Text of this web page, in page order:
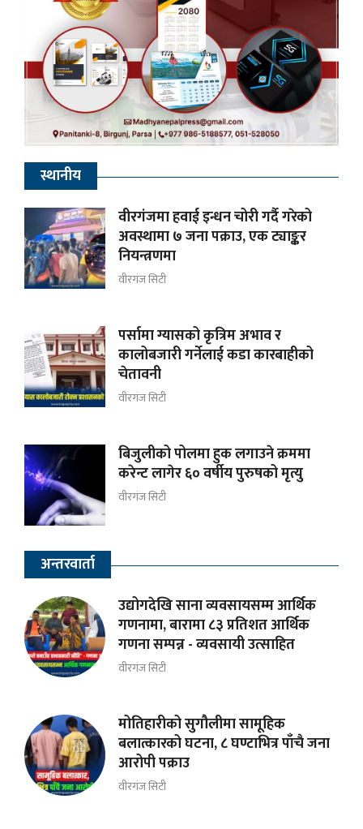
स्थानीय
वीरगंजमा हवाई इन्धन चोरी गर्दै गरेको
अवस्थामा ७ जना पक्राउ, एक ट्याङ्कर
नियन्त्रणमा
वीरगंज सिटी
पर्सामा ग्यासको कृत्रिम अभाव र
कालोबजारी गर्नेलाई कडा कारबाहीको
चेतावनी
वीरगंज सिटी
बिजुलीको पोलमा हुक लगाउने क्रममा
करेन्ट लागेर ६० वर्षीय पुरुषको मृत्यु
वीरगंज सिटी
अन्तरवार्ता
उद्योगदेखि साना व्यवसायसम्म आर्थिक
गणनामा, बारामा ८३ प्रतिशत आर्थिक
गणना सम्पन्न - व्यवसायी उत्साहित
वीरगंज सिटी
मोतिहारीको सुगौलीमा सामूहिक
बलात्कारको घटना, ८ घण्टाभित्र पाँचै जना
आरोपी पक्राउ
वीरगंज सिटी